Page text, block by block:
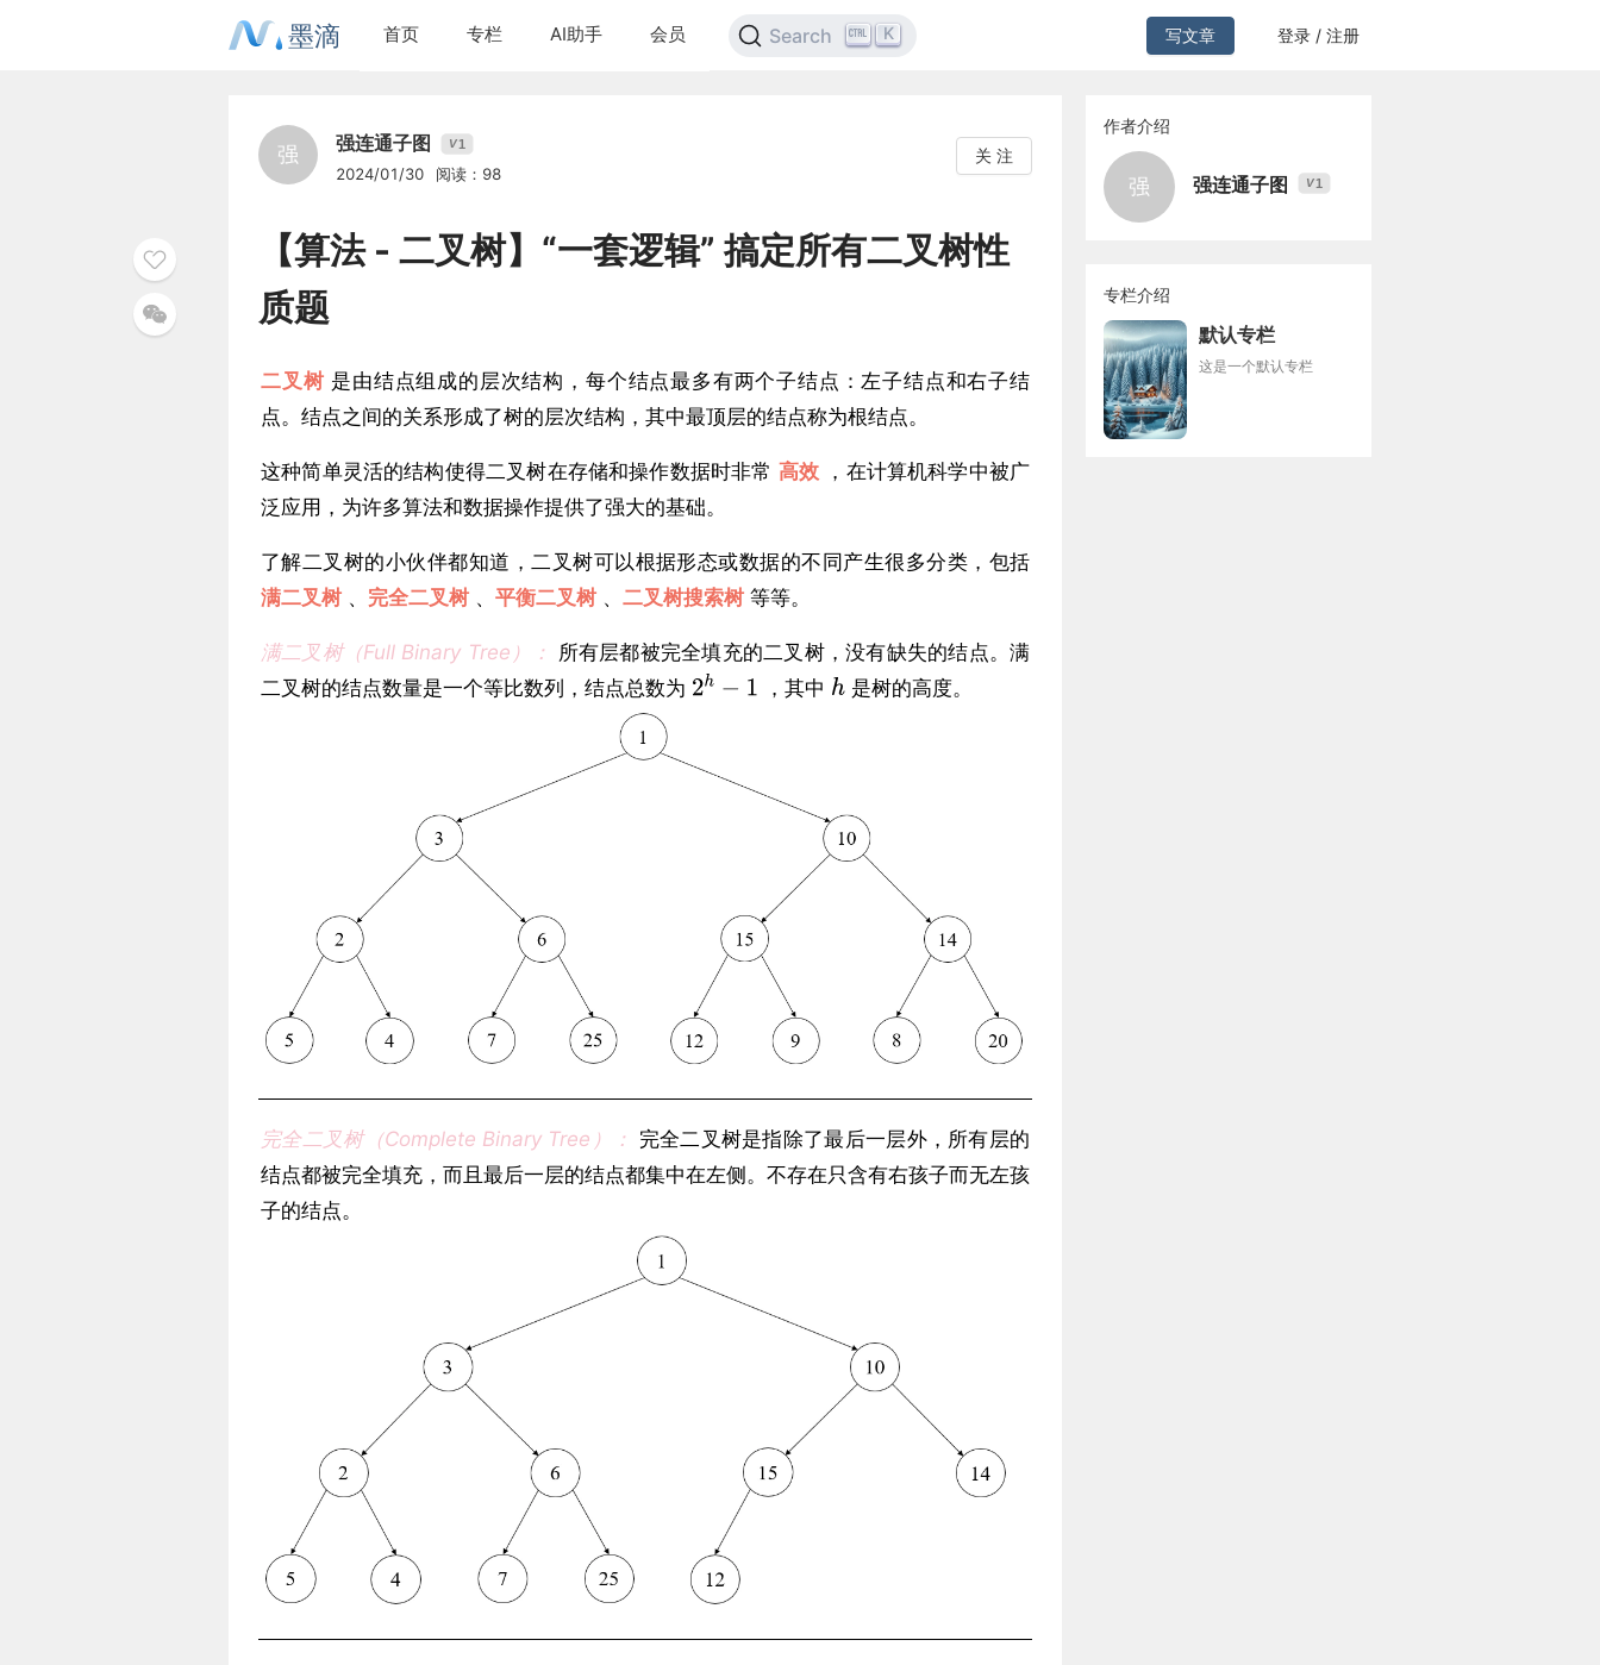
墨滴 首页 专栏 AI助手 会员 Search K 写文章 登录 / 注册
强 强连通子图 V1
2024/01/30 阅读：98
关 注
【算法 - 二叉树】“一套逻辑” 搞定所有二叉树性
质题
二叉树 是由结点组成的层次结构，每个结点最多有两个子结点：左子结点和右子结
点。结点之间的关系形成了树的层次结构，其中最顶层的结点称为根结点。
这种简单灵活的结构使得二叉树在存储和操作数据时非常 高效 ，在计算机科学中被广
泛应用，为许多算法和数据操作提供了强大的基础。
了解二叉树的小伙伴都知道，二叉树可以根据形态或数据的不同产生很多分类，包括
满二叉树 、 完全二叉树 、 平衡二叉树 、 二叉树搜索树 等等。
满二叉树（Full Binary Tree）：
所有层都被完全填充的二叉树，没有缺失的结点。满
二叉树的结点数量是一个等比数列，结点总数为
，其中 是树的高度。
完全二叉树（Complete Binary Tree）：
完全二叉树是指除了最后一层外，所有层的
结点都被完全填充，而且最后一层的结点都集中在左侧。不存在只含有右孩子而无左孩
子的结点。
作者介绍
强 强连通子图 V1
专栏介绍
默认专栏
这是一个默认专栏